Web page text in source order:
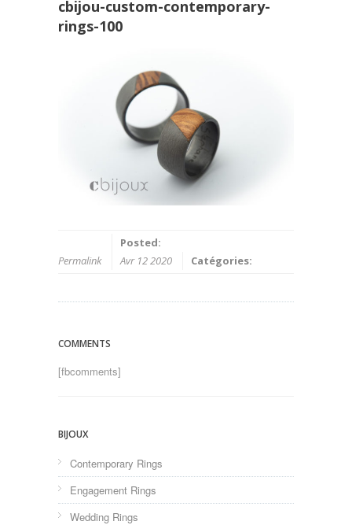
cbijou-custom-contemporary-
rings-100
Permalink
Posted:
Avr 12 2020
Catégories:
COMMENTS
[fbcomments]
BIJOUX
Contemporary Rings
Engagement Rings
Wedding Rings